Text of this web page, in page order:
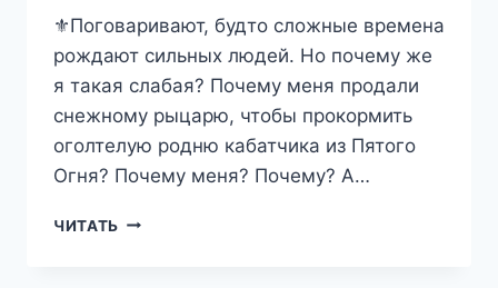
⚜️Поговаривают, будто сложные времена
рождают сильных людей. Но почему же
я такая слабая? Почему меня продали
снежному рыцарю, чтобы прокормить
оголтелую родню кабатчика из Пятого
Огня? Почему меня? Почему? А…
ЧИТАТЬ НАВАЖДЕНИЕ